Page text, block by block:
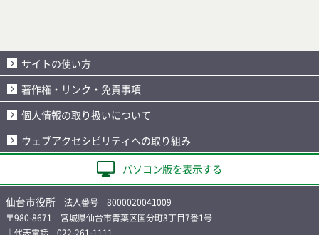
サイトの使い方
著作権・リンク・免責事項
個人情報の取り扱いについて
ウェブアクセシビリティへの取り組み
パソコン版を表示する
仙台市役所 法人番号 8000020041009
〒980-8671 宮城県仙台市青葉区国分町3丁目7番1号